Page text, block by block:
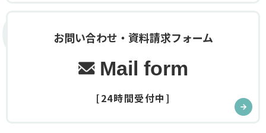
Contact
お問い合わせ・資料請求フォーム
Mail form
[24時間受付中]